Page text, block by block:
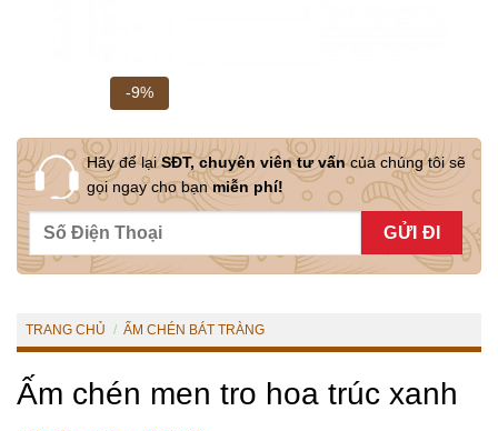
-9%
Hãy để lạiSĐT, chuyên viên tư vấncủa chúng tôi sẽ
gọi ngay cho bạnmiễn phí!
TRANG CHỦ / ẤM CHÉN BÁT TRÀNG
Ấm chén men tro hoa trúc xanh